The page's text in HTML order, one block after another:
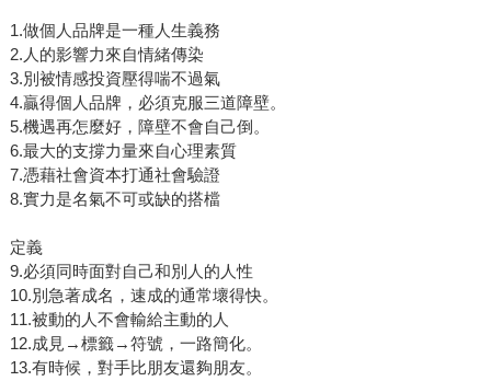
1.做個人品牌是一種人生義務
2.人的影響力來自情緒傳染
3.別被情感投資壓得喘不過氣
4.贏得個人品牌，必須克服三道障壁。
5.機遇再怎麼好，障壁不會自己倒。
6.最大的支撐力量來自心理素質
7.憑藉社會資本打通社會驗證
8.實力是名氣不可或缺的搭檔
定義
9.必須同時面對自己和別人的人性
10.別急著成名，速成的通常壞得快。
11.被動的人不會輸給主動的人
12.成見→標籤→符號，一路簡化。
13.有時候，對手比朋友還夠朋友。